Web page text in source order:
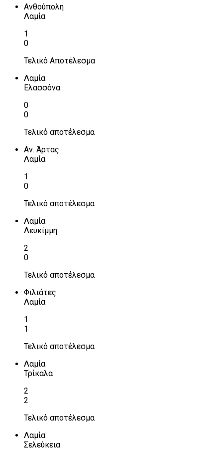
Ανθούπολη
Λαμία
1
0
Τελικό Αποτέλεσμα
Λαμία
Ελασσόνα
0
0
Τελικό αποτέλεσμα
Αν. Άρτας
Λαμία
1
0
Τελικό αποτέλεσμα
Λαμία
Λευκίμμη
2
0
Τελικό αποτέλεσμα
Φιλιάτες
Λαμία
1
1
Τελικό αποτέλεσμα
Λαμία
Τρίκαλα
2
2
Τελικό αποτέλεσμα
Λαμία
Σελεύκεια